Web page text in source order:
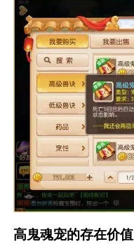
高鬼魂宠的存在价值